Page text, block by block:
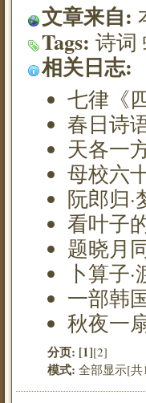
文章来自:
Tags: 诗词
相关日志:
七律《
春日诗
天各一
母校六
阮郎归·
看叶子
题晓月
卜算子
一部韩
秋夜一
分页: [1][2]
模式: 全部显示[